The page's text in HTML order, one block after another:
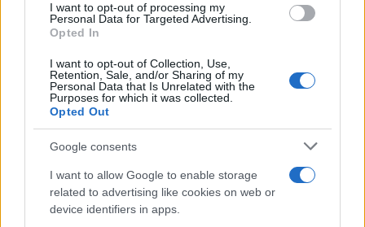
I want to opt-out of processing my
Personal Data for Targeted Advertising.
Opted In
I want to opt-out of Collection, Use,
Retention, Sale, and/or Sharing of my
Personal Data that Is Unrelated with the
Purposes for which it was collected.
Opted Out
Google consents
I want to allow Google to enable storage
related to advertising like cookies on web or
device identifiers in apps.